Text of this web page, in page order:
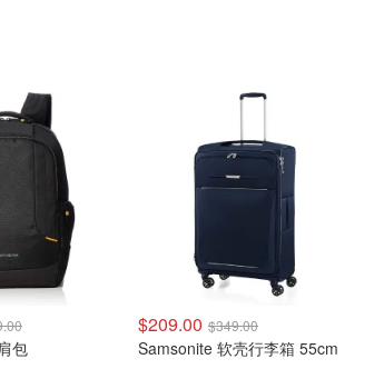
包
$209.00 $349.00
Samsonite 软壳行李箱 55cm